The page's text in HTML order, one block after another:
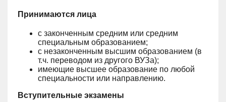
Принимаются лица
с законченным средним или средним
специальным образованием;
с незаконченным высшим образованием (в
т.ч. переводом из другого ВУЗа);
имеющие высшее образование по любой
специальности или направлению.
Вступительные экзамены